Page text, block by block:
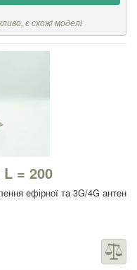
є схожі моделі
= 200
ефірної та 3G/4G антен